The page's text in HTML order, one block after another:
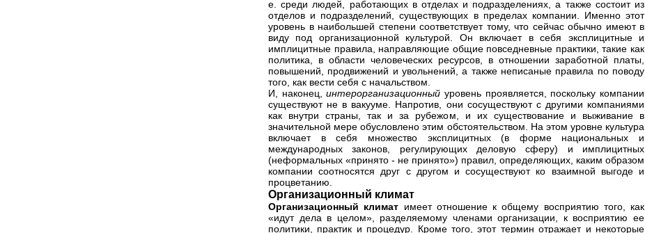
е. среди людей, работающих в отделах и подразделениях, а также состоит из
отделов и подразделений, существующих в пределах компании. Именно этот
уровень в наибольшей степени соответствует тому, что сейчас обычно имеют в
виду под организационной культурой. Он включает в себя эксплицитные и
имплицитные правила, направляющие общие повседневные практики, такие как
политика, в области человеческих ресурсов, в отношении заработной платы,
повышений, продвижений и увольнений, а также неписаные правила по поводу
того, как вести себя с начальством.
И, наконец,интерорганизационныйуровень проявляется, поскольку компании
существуют не в вакууме. Напротив, они сосуществуют с другими компаниями
как внутри страны, так и за рубежом, и их существование и выживание в
значительной мере обусловлено этим обстоятельством. На этом уровне культура
включает в себя множество эксплицитных (в форме национальных и
международных законов, регулирующих деловую сферу) и имплицитных
(неформальных «принято - не принято») правил, определяющих, каким образом
компании соотносятся друг с другом и сосуществуют ко взаимной выгоде и
процветанию.
Организационный климат
Организационный климат имеет отношение к общему восприятию того, как
«идут дела в целом», разделяемому членами организации, к восприятию ее
политики, практик и процедур. Кроме того, этот термин отражает и некоторые